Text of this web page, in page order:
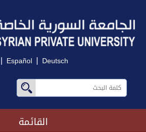
| Español | Deutsch
القائمة